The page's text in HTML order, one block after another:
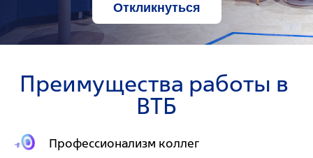
Откликнуться
Преимущества работы в
ВТБ
Профессионализм коллег